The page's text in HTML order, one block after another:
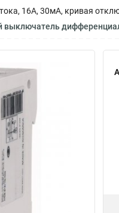
16A, 30мА, кривая
тока, 16A,